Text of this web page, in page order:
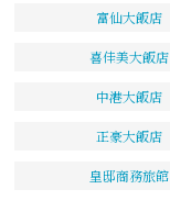
富仙大飯店
喜佳美大飯店
中港大飯店
正豪大飯店
皇邸商務旅館